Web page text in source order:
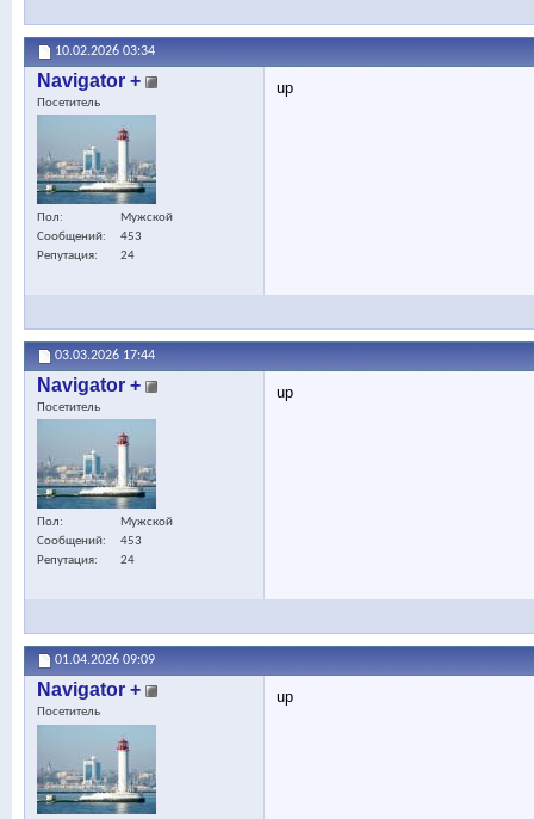
10.02.2026 03:34
Navigator +
Посетитель
Пол
Мужской
Сообщений
453
Репутация
24
up
03.03.2026 17:44
Navigator +
Посетитель
Пол
Мужской
Сообщений
453
Репутация
24
up
01.04.2026 09:09
Navigator +
Посетитель
up